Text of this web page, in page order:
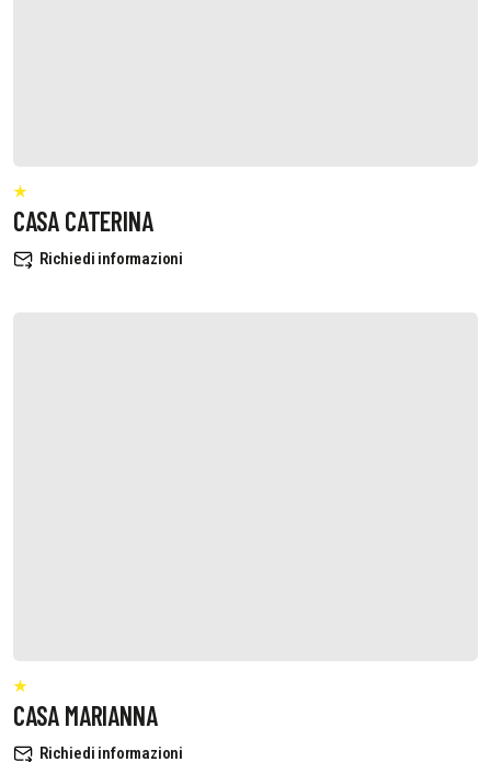
CASA CATERINA
Richiedi informazioni
CASA MARIANNA
Richiedi informazioni